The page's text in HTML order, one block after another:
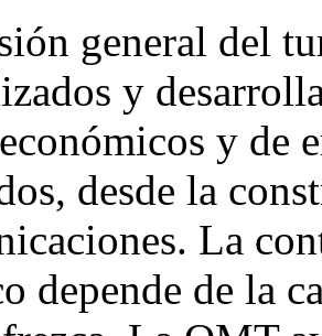
general del
y
y de
desde la
La
depende de la